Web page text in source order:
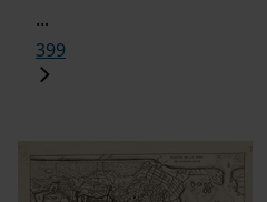
...
399